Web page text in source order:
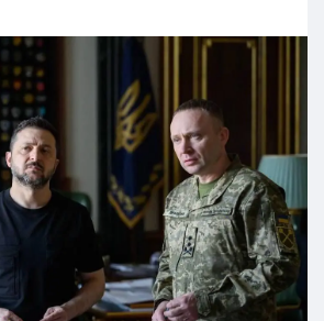
як посилити оборону
операції з далекобійних санкцій
результати по
робота з партнерами із США щодо
систем антибалістики;
захисту є прямою інвестицією
та примус путіна до миру.
#Новини_news_війна
#News_Ukraine #Новини